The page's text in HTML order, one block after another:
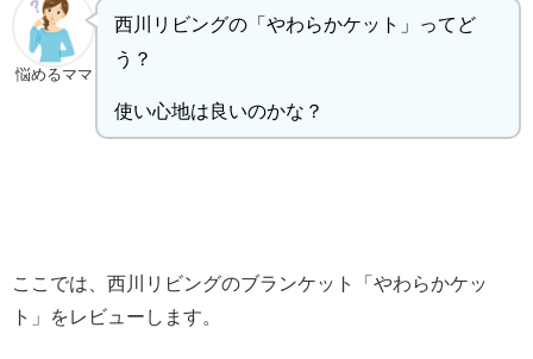
悩めるママ
西川リビングの「やわらかケット」ってど
う？
使い心地は良いのかな？
ここでは、西川リビングのブランケット「やわらかケッ
ト」をレビューします。